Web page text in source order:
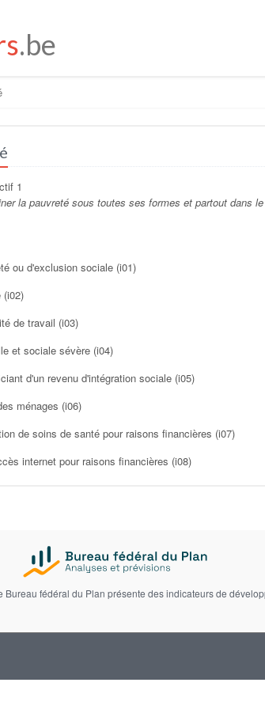
.be
1
la pauvreté sous toutes ses formes et partout dans
ou d'exclusion sociale (i01)
(i02)
de travail (i03)
et sociale sévère (i04)
d'un revenu d'intégration sociale (i05)
ménages (i06)
de soins de santé pour raisons financières (i07)
internet pour raisons financières (i08)
Bureau fédéral du Plan présente des indicateurs de